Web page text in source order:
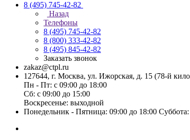
8 (495) 745-42-82
Назад
Телефоны
8 (495) 745-42-82
8 (800) 333-42-82
8 (495) 845-42-82
Заказать звонок
zakaz@ctpl.ru
127644, г. Москва, ул. Ижорская, д. 15 (78-й
Пн - Пт: с 09:00 до 18:00
Сб: с 09:00 до 15:00
Воскресенье: выходной
Понедельник - Пятница: 09:00 до 18:00